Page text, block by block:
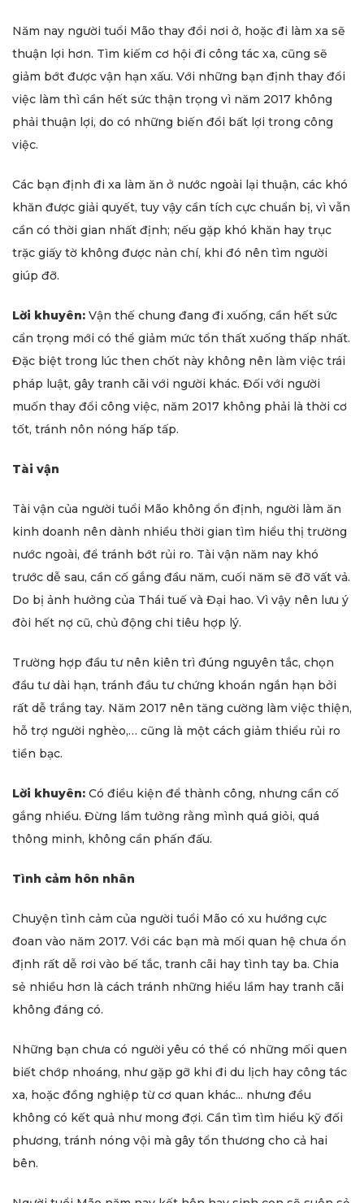
Năm nay người tuổi Mão thay đổi nơi ở, hoặc đi làm xa sẽ
thuận lợi hơn. Tìm kiếm cơ hội đi công tác xa, cũng sẽ
giảm bớt được vận hạn xấu. Với những bạn định thay đổi
việc làm thì cần hết sức thận trọng vì năm 2017 không
phải thuận lợi, do có những biến đổi bất lợi trong công
việc.
Các bạn định đi xa làm ăn ở nước ngoài lại thuận, các khó
khăn được giải quyết, tuy vậy cần tích cực chuẩn bị, vì vẫn
cần có thời gian nhất định; nếu gặp khó khăn hay trục
trặc giấy tờ không được nản chí, khi đó nên tìm người
giúp đỡ.
Lời khuyên: Vận thế chung đang đi xuống, cần hết sức
cẩn trọng mới có thể giảm mức tổn thất xuống thấp nhất.
Đặc biệt trong lúc then chốt này không nên làm việc trái
pháp luật, gây tranh cãi với người khác. Đối với người
muốn thay đổi công việc, năm 2017 không phải là thời cơ
tốt, tránh nôn nóng hấp tấp.
Tài vận
Tài vận của người tuổi Mão không ổn định, người làm ăn
kinh doanh nên dành nhiều thời gian tìm hiểu thị trường
nước ngoài, để tránh bớt rủi ro. Tài vận năm nay khó
trước dễ sau, cần cố gắng đầu năm, cuối năm sẽ đỡ vất vả.
Do bị ảnh hưởng của Thái tuế và Đại hao. Vì vậy nên lưu ý
đòi hết nợ cũ, chủ động chi tiêu hợp lý.
Trường hợp đầu tư nên kiên trì đúng nguyên tắc, chọn
đầu tư dài hạn, tránh đầu tư chứng khoán ngắn hạn bởi
rất dễ trắng tay. Năm 2017 nên tăng cường làm việc thiện,
hỗ trợ người nghèo,… cũng là một cách giảm thiểu rủi ro
tiền bạc.
Lời khuyên: Có điều kiện để thành công, nhưng cần cố
gắng nhiều. Đừng lầm tưởng rằng mình quá giỏi, quá
thông minh, không cần phấn đấu.
Tình cảm hôn nhân
Chuyện tình cảm của người tuổi Mão có xu hướng cực
đoan vào năm 2017. Với các bạn mà mối quan hệ chưa ổn
định rất dễ rơi vào bế tắc, tranh cãi hay tình tay ba. Chia
sẻ nhiều hơn là cách tránh những hiểu lầm hay tranh cãi
không đáng có.
Những bạn chưa có người yêu có thể có những mối quen
biết chớp nhoáng, như gặp gỡ khi đi du lịch hay công tác
xa, hoặc đồng nghiệp từ cơ quan khác... nhưng đều
không có kết quả như mong đợi. Cần tìm tìm hiểu kỹ đối
phương, tránh nóng vội mà gây tổn thương cho cả hai
bên.